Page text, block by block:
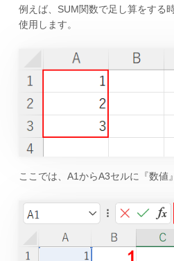
例えば、SUM関数で足し算をする
使用します。
ここでは、A1からA3セルに『数値